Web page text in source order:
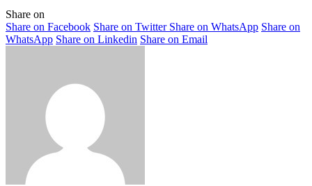
Share on
Share on Facebook Share on Twitter Share on WhatsApp Share on
WhatsApp Share on Linkedin Share on Email